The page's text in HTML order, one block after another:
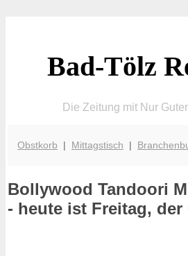
Bad-Tölz
Die Zeitung mit Nur
Obstkorb | Mittagstisch |
Bollywood Tandoori
- heute ist Freitag, der